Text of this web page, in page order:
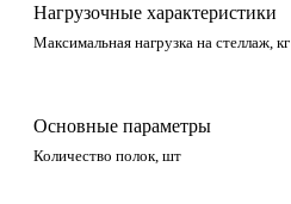
Нагрузочные характеристики
Максимальная нагрузка на стеллаж, кг
Основные параметры
Количество полок, шт